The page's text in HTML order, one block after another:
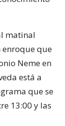
matinal
enroque que
Neme en
está a
que se
13:00 y las